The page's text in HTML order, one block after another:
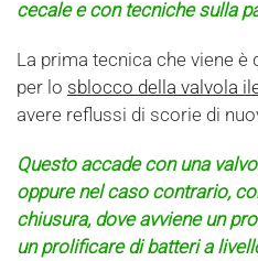
cecale e con tecniche sulla
La prima tecnica che viene è
per lo sblocco della valvola
avere reflussi di scorie di
Questo accade con una
oppure nel caso contrario,
chiusura, dove avviene un
un prolificare di batteri a